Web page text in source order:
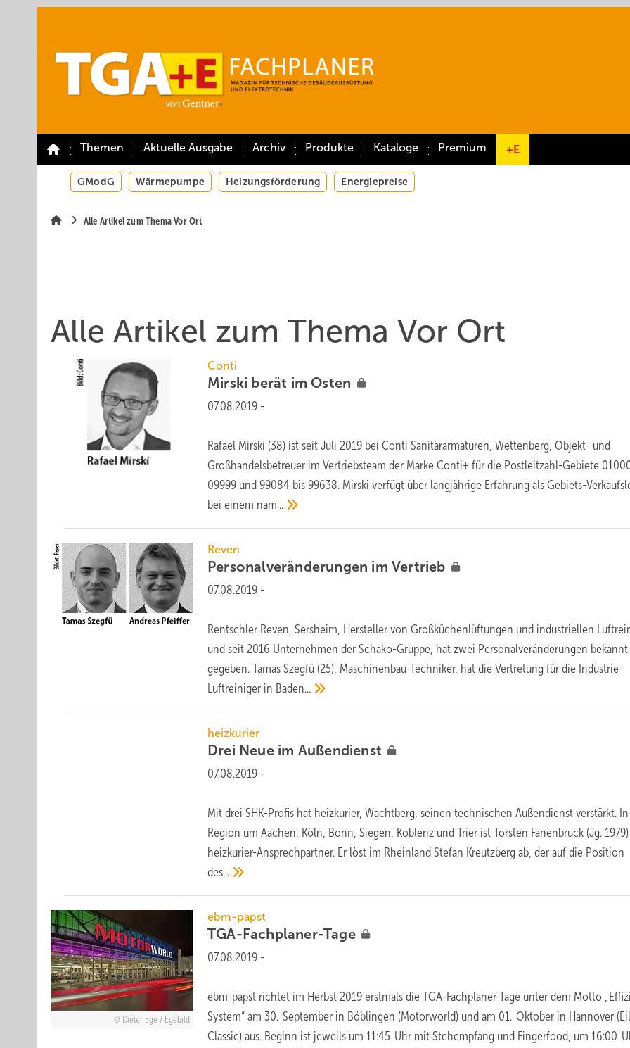
Themen Aktuelle Ausgabe Archiv Produkte Kataloge Premium +E
GModG Wärmepumpe Heizungsförderung Energiepreise
Alle Artikel zum Thema Vor Ort
Alle Artikel zum Thema Vor Ort
Conti
Mirski berät imOsten
07.08.2019 -
Rafael Mirski (38) ist seit Juli 2019 bei Conti Sanitärarmaturen, Wettenberg, Objekt- und
Großhandelsbetreuer im Vertriebsteam der Marke Conti+ für die Postleitzahl-Gebiete
09999 und 99084 bis 99638. Mirski verfügt über langjährige Erfahrung als Gebiets-
bei einem nam...
Reven
Personalveränderungen imVertrieb
07.08.2019 -
Rentschler Reven, Sersheim, Hersteller von Großküchenlüftungen und industriellen
und seit 2016 Unternehmen der Schako-Gruppe, hat zwei Personalveränderungen bekannt
gegeben. Tamas Szegfü (25), Maschinenbau-Techniker, hat die Vertretung für die Industrie-
Luftreiniger in Baden...
heizkurier
Drei Neue im Außendienst
07.08.2019 -
Mit drei SHK-Profis hat heizkurier, Wachtberg, seinen technischen Außendienst verstärkt.
Region um Aachen, Köln, Bonn, Siegen, Koblenz und Trier ist Torsten Fanenbruck (Jg.
heizkurier-Ansprechpartner. Er löst im Rheinland Stefan Kreutzberg ab, der auf die Position
des...
Dieter Ege / Egebild
ebm-papst
TGA-Fachplaner-Tage
07.08.2019 -
ebm-papst richtet im Herbst 2019 erstmals die TGA-Fachplaner-Tage unter dem Motto
System“ am 30. September in Böblingen (Motorworld) und am 01. Oktober in Hannover
Classic) aus. Beginn ist jeweils um 11:45 Uhr mit Stehempfang und Fingerfood, um 16:00